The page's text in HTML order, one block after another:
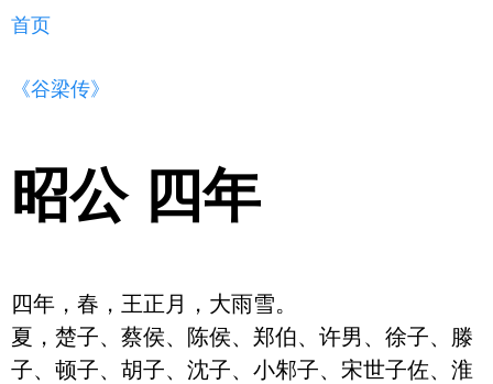
首页
《谷梁传》
昭公 四年
四年，春，王正月，大雨雪。
夏，楚子、蔡侯、陈侯、郑伯、许男、徐子、滕
子、顿子、胡子、沈子、小邾子、宋世子佐、淮